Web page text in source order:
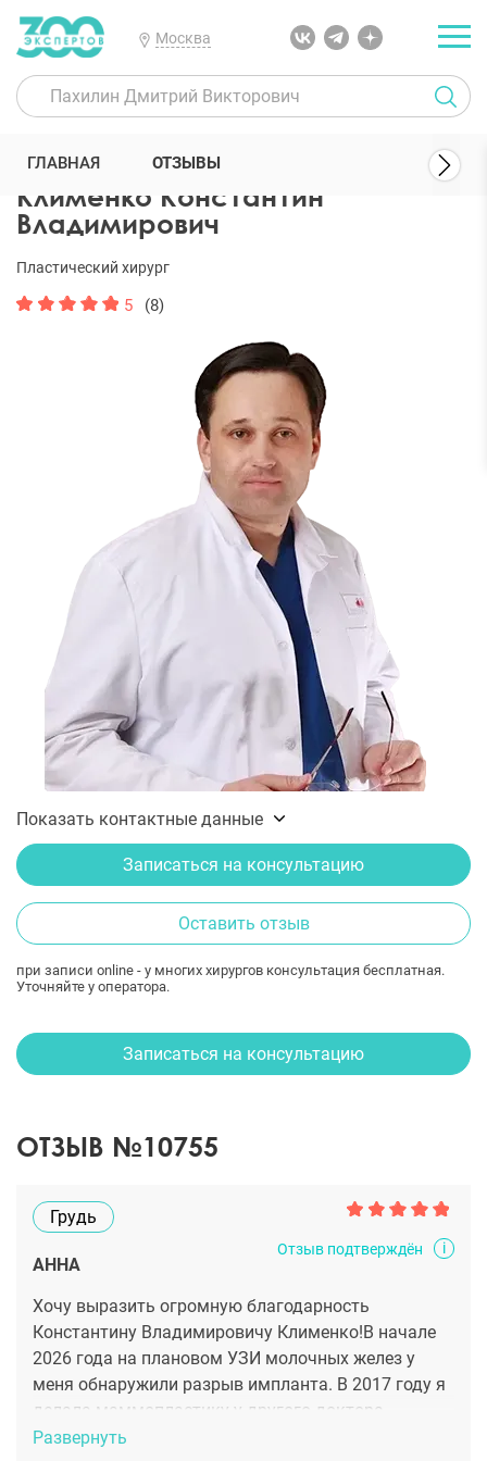
Москва
300 Экспертов Пластические хирурги Клименко Константин
Клименко Константин
Владимирович
Пластический хирург
5 (8)
Показать контактные данные
Записаться на консультацию
Оставить отзыв
при записи online - у многих хирургов консультация бесплатная.
Уточняйте у оператора.
ГЛАВНАЯ ОТЗЫВЫ
Записаться на консультацию
ОТЗЫВ №10755
Отзыв подтверждён i
Грудь
АННА
Хочу выразить огромную благодарность
Константину Владимировичу Клименко!В начале
2026 года на плановом УЗИ молочных желез у
меня обнаружили разрыв импланта. В 2017 году я
делала маммопластику у другого доктора.
Результатом изначально довольна не была, тк
Развернуть